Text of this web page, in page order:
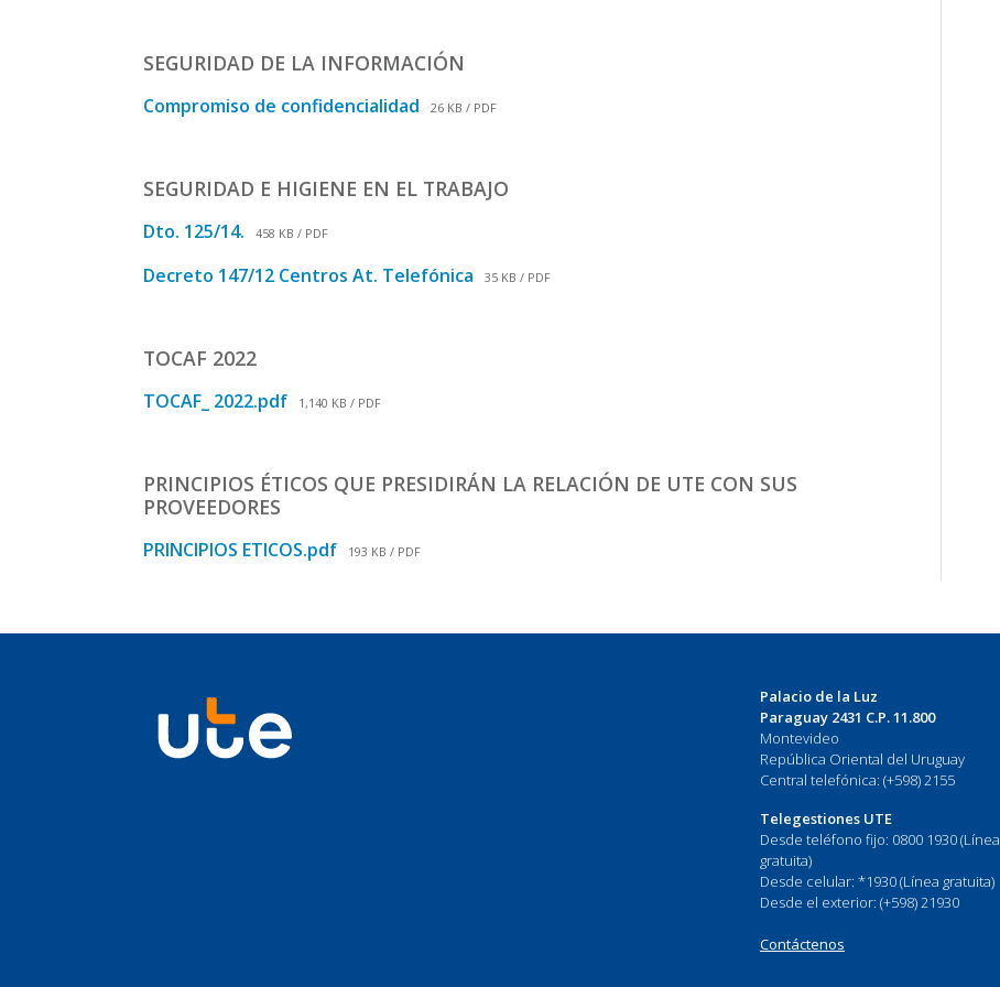
SEGURIDAD DE LA INFORMACIÓN
Compromiso de confidencialidad 26 KB / PDF
SEGURIDAD E HIGIENE EN EL TRABAJO
Dto. 125/14. 458 KB / PDF
Decreto 147/12 Centros At. Telefónica 35 KB / PDF
TOCAF 2022
TOCAF_ 2022.pdf 1,140 KB / PDF
PRINCIPIOS ÉTICOS QUE PRESIDIRÁN LA RELACIÓN DE UTE CON SUS
PROVEEDORES
PRINCIPIOS ETICOS.pdf 193 KB / PDF
Palacio de la Luz
Paraguay 2431 C.P. 11.800
Montevideo
República Oriental del Uruguay
Central telefónica: (+598) 2155
Telegestiones UTE
Desde teléfono fijo: 0800 1930 (Línea
gratuita)
Desde celular: *1930 (Línea gratuita)
Desde el exterior: (+598) 21930
Contáctenos